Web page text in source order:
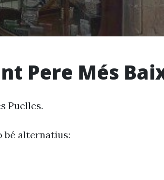
Pere Més
Puelles.
bé alternatius: